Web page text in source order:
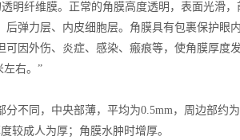
明纤维膜。正常的角膜高度透明，表面光滑
弹力层、内皮细胞层。角膜具有包裹保护眼
因外伤、炎症、感染、瘢痕等，使角膜厚度
左右。”
不同，中央部薄，平均为0.5mm，周边部约
较成人为厚；角膜水肿时增厚。